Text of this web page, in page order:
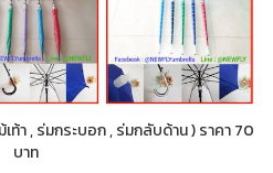
ท้า , ร่มกระบอก , ร่มกลับด้าน ) ราคา 70
บาท